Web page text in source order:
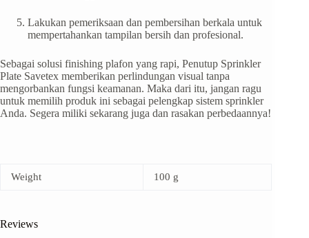
Lakukan pemeriksaan dan pembersihan berkala untuk
mempertahankan tampilan bersih dan profesional.
Sebagai solusi finishing plafon yang rapi, Penutup Sprinkler
Plate Savetex memberikan perlindungan visual tanpa
mengorbankan fungsi keamanan. Maka dari itu, jangan ragu
untuk memilih produk ini sebagai pelengkap sistem sprinkler
Anda. Segera miliki sekarang juga dan rasakan perbedaannya!
Weight 100 g
Reviews